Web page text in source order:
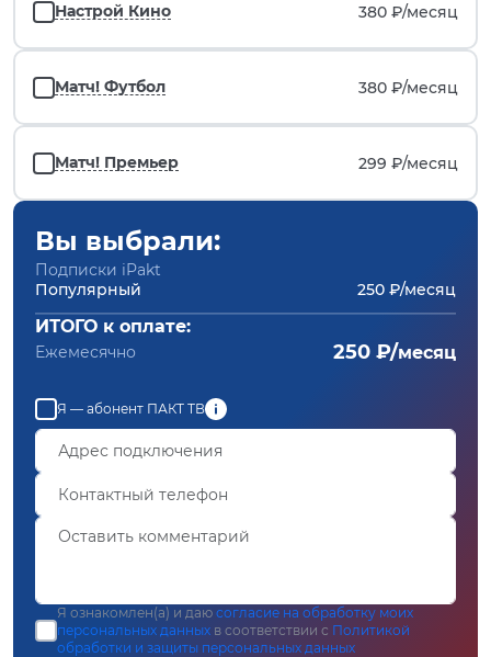
Настрой Кино 380 ₽/месяц
Матч! Футбол 380 ₽/месяц
Матч! Премьер 299 ₽/месяц
Вы выбрали:
Подписки iPakt
Популярный
250 ₽/месяц
ИТОГО к оплате:
Ежемесячно 250 ₽/месяц
Я — абонент ПАКТ ТВ
Я ознакомлен(а) и даю согласие на обработку моих
персональных данных в соответствии с Политикой
обработки и защиты персональных данных